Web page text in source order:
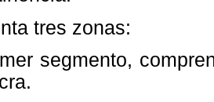
tres zonas:
segmento,